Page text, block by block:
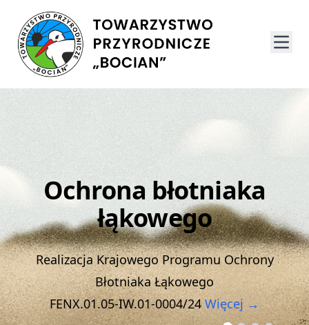
Ochrona błotniaka
łąkowego
Realizacja Krajowego Programu Ochrony
Błotniaka Łąkowego
FENX.01.05-IW.01-0004/24Więcej →